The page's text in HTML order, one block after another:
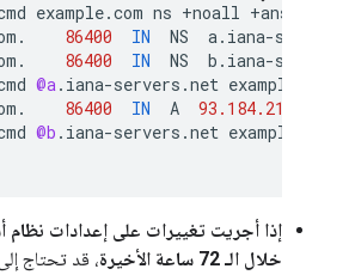
example.com ns +noall +answer
. 86400 IN NS a. iana-servers
. 86400 IN NS b . iana-servers
@a. iana-servers .net example
. 86400 IN A
93.184.216.34
@b . iana-servers .net example
إذا أجريت تغييرات على إعدادات نظام
خلال الـ 72 ساعة الأخيرة
، قد تحتاج